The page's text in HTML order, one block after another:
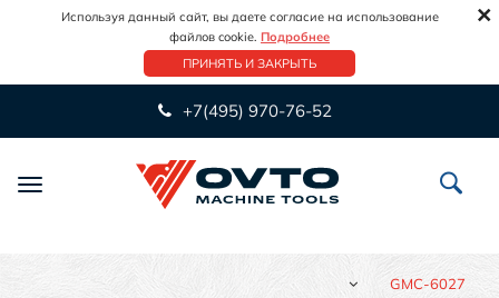
Используя данный сайт, вы даете согласие на использование
файлов cookie. Подробнее
ПРИНЯТЬ И ЗАКРЫТЬ
×
+7(495) 970-76-52
Переключить
GMC-6027